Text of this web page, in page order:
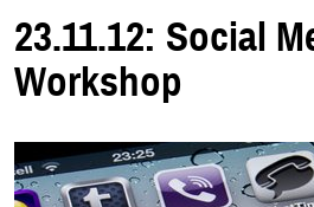
23.11.12: Social
Workshop